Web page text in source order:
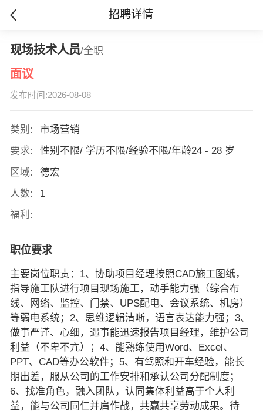
招聘详情
现场技术人员/全职
面议
发布时间:2026-08-08
类别:
市场营销
要求:
性别不限/ 学历不限/经验不限/年龄24 - 28 岁
区域:
德宏
人数:
1
福利:
职位要求
主要岗位职责：1、协助项目经理按照CAD施工图纸，
指导施工队进行项目现场施工，动手能力强（综合布
线、网络、监控、门禁、UPS配电、会议系统、机房）
等弱电系统；2、思维逻辑清晰，语言表达能力强；3、
做事严谨、心细，遇事能迅速报告项目经理，维护公司
利益（不卑不亢）；4、能熟练使用Word、Excel、
PPT、CAD等办公软件；5、有驾照和开车经验，能长
期出差，服从公司的工作安排和承认公司分配制度；
6、找准角色，融入团队，认同集体利益高于个人利
益，能与公司同仁并肩作战，共赢共享劳动成果。待